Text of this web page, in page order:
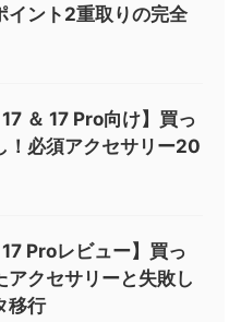
イント2重取りの完全
＆ 17 Pro向け】買っ
！必須アクセサリー20
17 Proレビュー】買っ
アクセサリーと失敗し
移行